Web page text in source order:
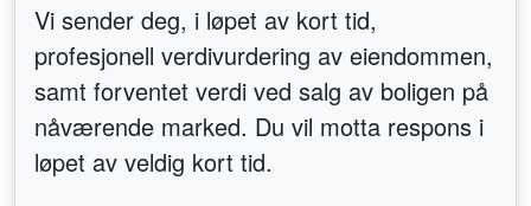
Vi sender deg, i løpet av kort tid,
profesjonell verdivurdering av eiendommen,
samt forventet verdi ved salg av boligen på
nåværende marked. Du vil motta respons i
løpet av veldig kort tid.